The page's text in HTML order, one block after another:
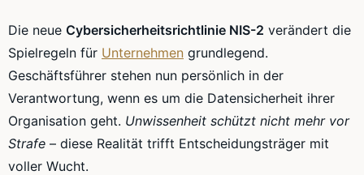
Die neue Cybersicherheitsrichtlinie NIS-2 verändert die
Spielregeln für Unternehmen grundlegend.
Geschäftsführer stehen nun persönlich in der
Verantwortung, wenn es um die Datensicherheit ihrer
Organisation geht. Unwissenheit schützt nicht mehr vor
Strafe – diese Realität trifft Entscheidungsträger mit
voller Wucht.